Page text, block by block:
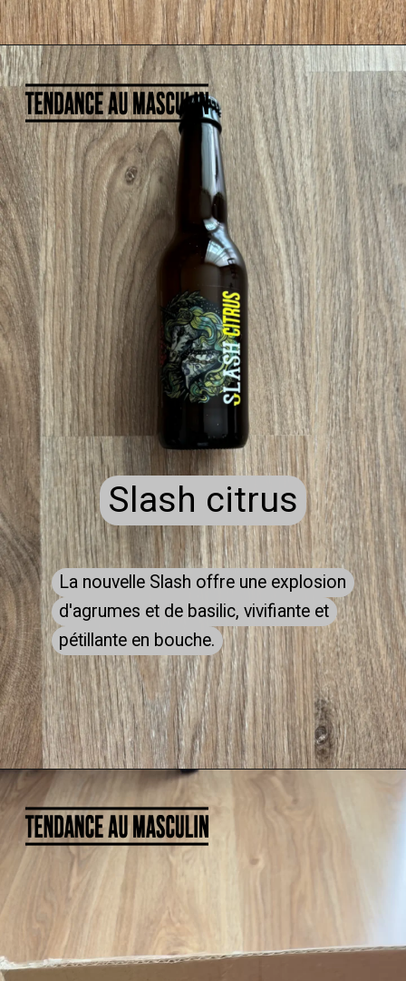
Slash citrus
Slash citrus
La nouvelle Slash offre une explosion
d'agrumes et de basilic, vivifiante et
pétillante en bouche.
La nouvelle Slash offre une explosion
d'agrumes et de basilic, vivifiante et
pétillante en bouche.